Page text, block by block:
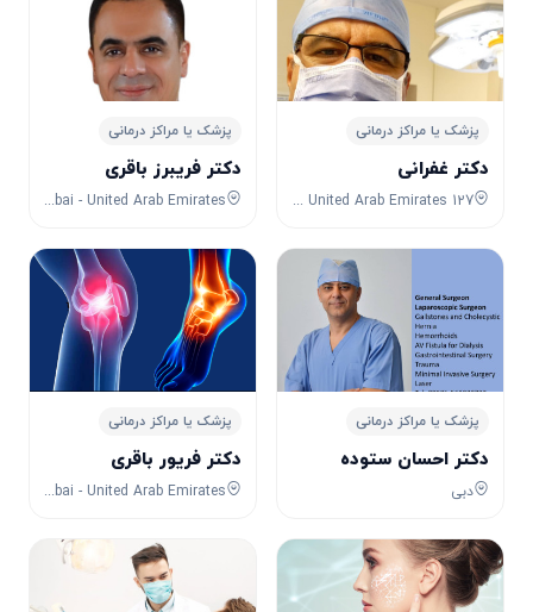
پزشک یا مراکز درمانی
دکتر غفرانی
127 Sheikh Zayed Rd - Trade Centre - DIFC - Dubai - United Arab Emirates
پزشک یا مراکز درمانی
دکتر فریبرز باقری
Salah Al Din Metro Station 1 - Deira - Dubai - United Arab Emirates
پزشک یا مراکز درمانی
دکتر احسان ستوده
دبی
پزشک یا مراکز درمانی
دکتر فریور باقری
Dubai - United Arab Emirates